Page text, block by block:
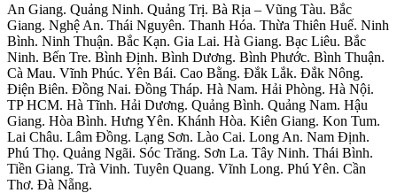
An Giang. Quảng Ninh. Quảng Trị. Bà Rịa – Vũng Tàu. Bắc
Giang. Nghệ An. Thái Nguyên. Thanh Hóa. Thừa Thiên Huế. Ninh
Bình. Ninh Thuận. Bắc Kạn. Gia Lai. Hà Giang. Bạc Liêu. Bắc
Ninh. Bến Tre. Bình Định. Bình Dương. Bình Phước. Bình Thuận.
Cà Mau. Vĩnh Phúc. Yên Bái. Cao Bằng. Đắk Lắk. Đắk Nông.
Điện Biên. Đồng Nai. Đồng Tháp. Hà Nam. Hải Phòng. Hà Nội.
TP HCM. Hà Tĩnh. Hải Dương. Quảng Bình. Quảng Nam. Hậu
Giang. Hòa Bình. Hưng Yên. Khánh Hòa. Kiên Giang. Kon Tum.
Lai Châu. Lâm Đồng. Lạng Sơn. Lào Cai. Long An. Nam Định.
Phú Thọ. Quảng Ngãi. Sóc Trăng. Sơn La. Tây Ninh. Thái Bình.
Tiền Giang. Trà Vinh. Tuyên Quang. Vĩnh Long. Phú Yên. Cần
Thơ. Đà Nẵng.